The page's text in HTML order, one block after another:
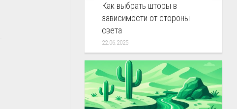
Как выбрать шторы в
зависимости от стороны
света
22.06.2025